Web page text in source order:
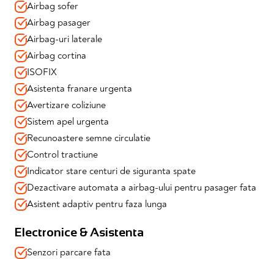
Design & Tehnologie:
✔️Lumini de zi si stopuri LED
✔️Faruri Full LED
✔️Virtual cockpit (instrumentar de bord digital)
✔️Display central cu touchscreen
✔️Apple Carplay & Android Auto
✔️Porturi micro-USB fata/spate
✔️Geamuri spate & luneta cu tenta
📍 Mașina se vinde cu garanție 12 luni valabilă și toate
verificările efectuate
📍 Disponibilă imediat prin Automotion – achiziție în
siguranță, consultanță dedicată, soluții de finanțare
adaptate
Airbag sofer
Airbag pasager
Airbag-uri laterale
Airbag cortina
ISOFIX
Asistenta franare urgenta
Avertizare coliziune
Sistem apel urgenta
Recunoastere semne circulatie
Control tractiune
Indicator stare centuri de siguranta spate
Dezactivare automata a airbag-ului pentru pasager fata
Asistent adaptiv pentru faza lunga
Electronice & Asistenta
Senzori parcare fata